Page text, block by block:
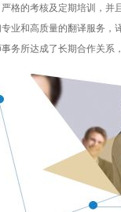
严格的考核及定期培训，并
业和高质量的翻译服务，
事务所达成了长期合作关系